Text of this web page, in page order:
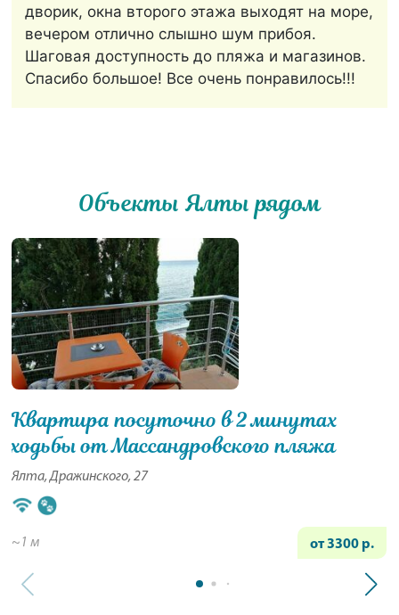
дворик, окна второго этажа выходят на море,
вечером отлично слышно шум прибоя.
Шаговая доступность до пляжа и магазинов.
Спасибо большое! Все очень понравилось!!!
Объекты Ялты рядом
Квартира посуточно в 2 минутах
ходьбы от Массандровского пляжа
Ялта, Дражинского, 27
~1 м от 3300 р.